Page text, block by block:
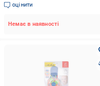
оцінити
Немає в наявності